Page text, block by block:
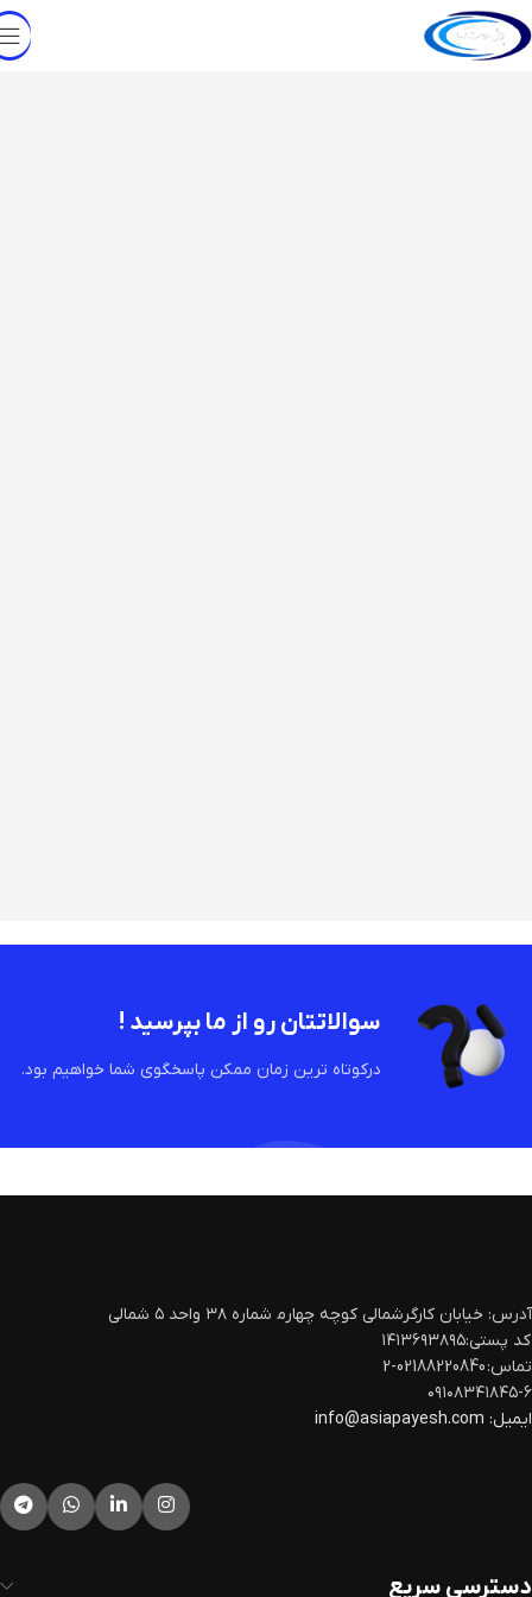
سوالاتتان رو از ما بپرسید !
درکوتاه ترین زمان ممکن پاسخگوی شما خواهیم بود.
آدرس: خیابان کارگرشمالی کوچه چهارم‍ شماره ۳۸ واحد ۵ شمالی
کد پستی:۱۴۱۳۶۹۳۸۹۵
تماس: 02188220840-2
۰۹۱۰۸۳۴۱۸۴۵-۶
ایمیل:
دسترسی سریع